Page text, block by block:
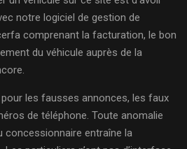
notre logiciel de gestion de
comprenant la facturation, le bon
du véhicule auprès de la
pour les fausses annonces, les faux
de téléphone. Toute anomalie
entraîne la